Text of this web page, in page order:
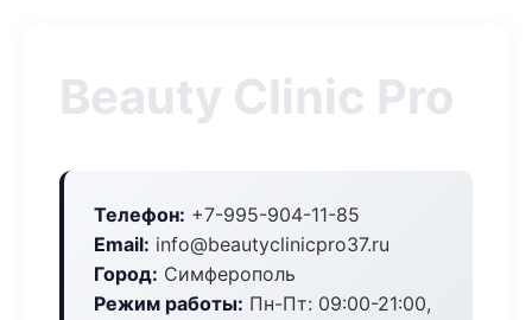
Beauty Clinic Pro
Телефон: +7-995-904-11-85
Email: info@beautyclinicpro37.ru
Город: Симферополь
Режим работы: Пн-Пт: 09:00-21:00,